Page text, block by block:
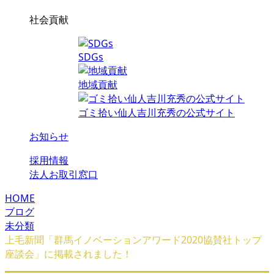
社会貢献
SDGs
地域貢献
ゴミ拾い仙人吉川充秀の公式サイト
お知らせ
採用情報
法人お取引窓口
HOME
ブログ
未分類
上毛新聞「群馬イノベーションアワード2020協賛社トップ
座談会」に掲載されました！